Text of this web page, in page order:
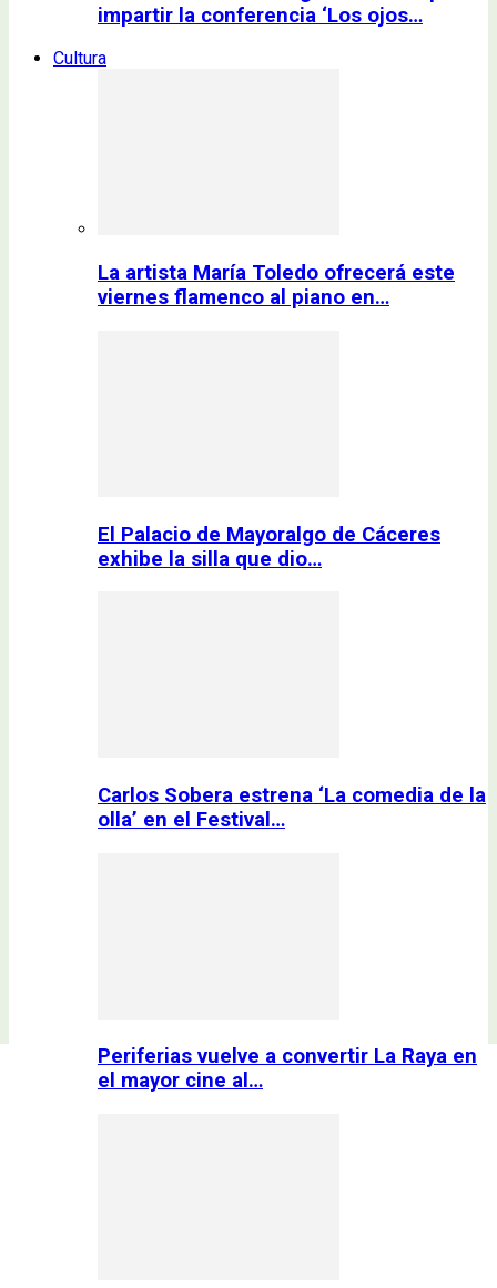
impartir la conferencia ‘Los ojos…
Cultura
La artista María Toledo ofrecerá este
viernes flamenco al piano en…
El Palacio de Mayoralgo de Cáceres
exhibe la silla que dio…
Carlos Sobera estrena ‘La comedia de la
olla’ en el Festival…
Periferias vuelve a convertir La Raya en
el mayor cine al…